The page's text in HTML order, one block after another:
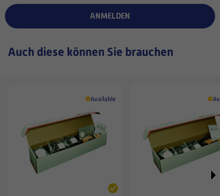
ANMELDEN
Auch diese können Sie brauchen
Available